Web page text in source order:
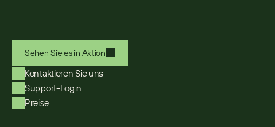
Sehen Sie es in Aktion
Kontaktieren Sie uns
Support-Login
Preise